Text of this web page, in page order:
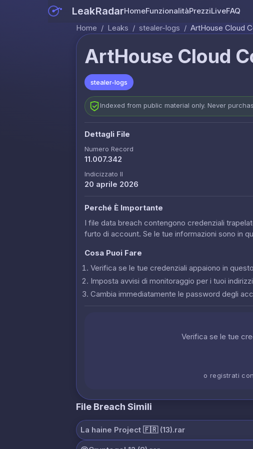
LeakRadarHomeFunzionalitàPrezziLiveFAQ
Home / Leaks / stealer-logs / ArtHouse Cloud
ArtHouse Cloud
stealer-logs
Indexed from public material only. Never
Dettagli File
Numero Record
11.007.342
Indicizzato Il
20 aprile 2026
Perché È Importante
I file data breach contengono credenziali
furto di account. Se le tue informazioni sono in
Cosa Puoi Fare
Verifica se le tue credenziali appaiono in
Imposta avvisi di monitoraggio per i tuoi
Cambia immediatamente le password degli
Verifica se le tue
o registrati con
File Breach Simili
La haine Project 🇫🇷 (13).rar